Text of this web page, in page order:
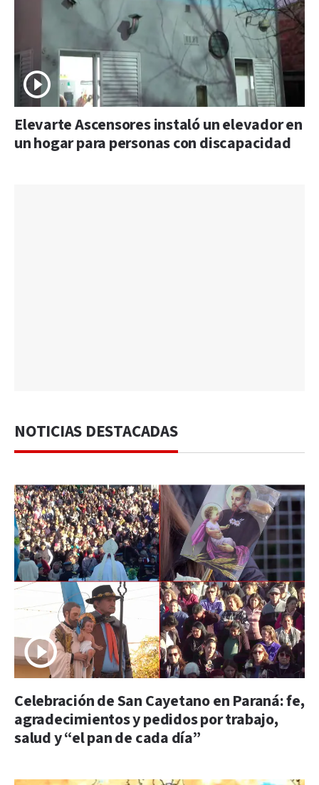
Elevarte Ascensores instaló un elevador en
un hogar para personas con discapacidad
NOTICIAS DESTACADAS
Celebración de San Cayetano en Paraná: fe,
agradecimientos y pedidos por trabajo,
salud y “el pan de cada día”